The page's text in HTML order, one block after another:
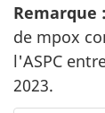
Remarque :
de mpox
l'ASPC
2023.